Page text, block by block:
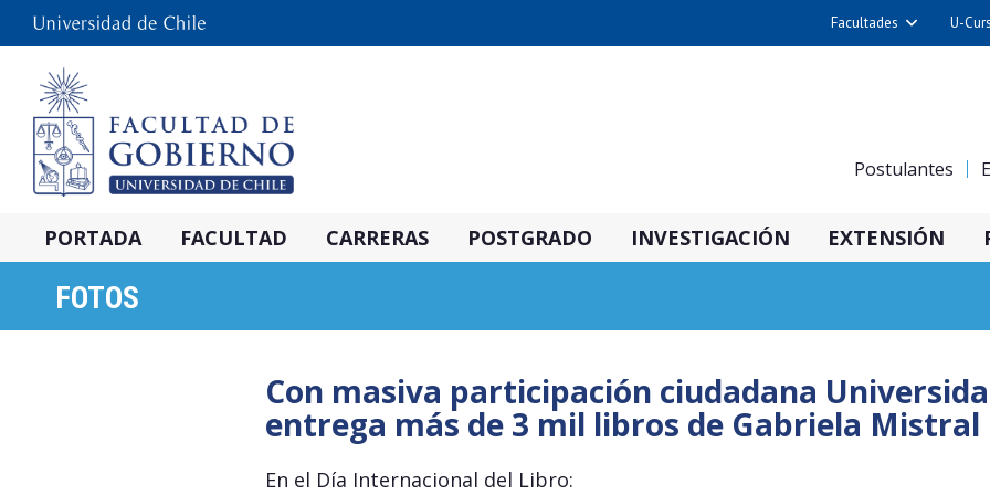
Facultades
Cs. Químicas y
Derecho
Nutrición y
Alimentos
U-
Postulantes
PORTADA FACULTAD CARRERAS POSTGRADO INVESTIGACIÓN EXTENSIÓN
FOTOS
Con masiva participación ciudadana
entrega más de 3 mil libros de Gabriela Mistral
En el Día Internacional del Libro: